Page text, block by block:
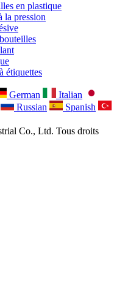
en plastique
la pression
étiquettes
German
Italian
Russian
Spanish
Co., Ltd. Tous droits